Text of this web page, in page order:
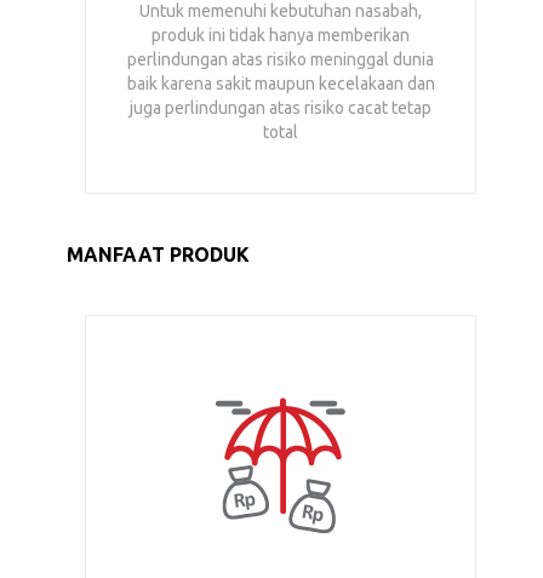
Untuk memenuhi kebutuhan nasabah,
produk ini tidak hanya memberikan
perlindungan atas risiko meninggal dunia
baik karena sakit maupun kecelakaan dan
juga perlindungan atas risiko cacat tetap
total
MANFAAT PRODUK